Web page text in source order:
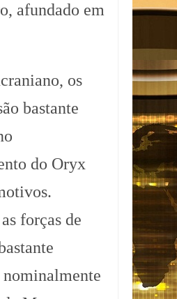
afundado em
os
bastante
do Oryx
forças de